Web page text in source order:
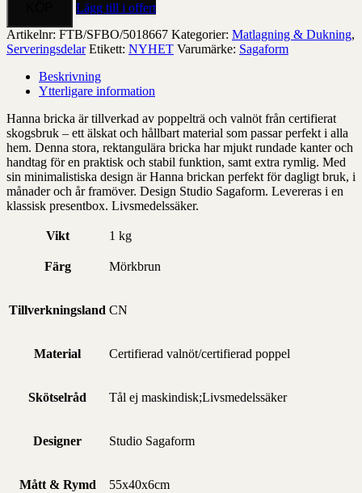
Lägg till i offert
Artikelnr: FTB/SFBO/5018667 Kategorier: Matlagning & Dukning,
Serveringsdelar Etikett: NYHET Varumärke: Sagaform
Beskrivning
Ytterligare information
Hanna bricka är tillverkad av poppelträ och valnöt från certifierat
skogsbruk – ett älskat och hållbart material som passar perfekt i alla
hem. Denna stora, rektangulära bricka har mjukt rundade kanter och
handtag för en praktisk och stabil funktion, samt extra rymlig. Med
sin minimalistiska design är Hanna brickan perfekt för dagligt bruk, i
månader och år framöver. Design Studio Sagaform. Levereras i en
klassisk presentbox. Livsmedelssäker.
Vikt 1 kg
Färg Mörkbrun
Tillverkningsland CN
Material Certifierad valnöt/certifierad poppel
Skötselråd Tål ej maskindisk;Livsmedelssäker
Designer Studio Sagaform
Mått & Rymd 55x40x6cm